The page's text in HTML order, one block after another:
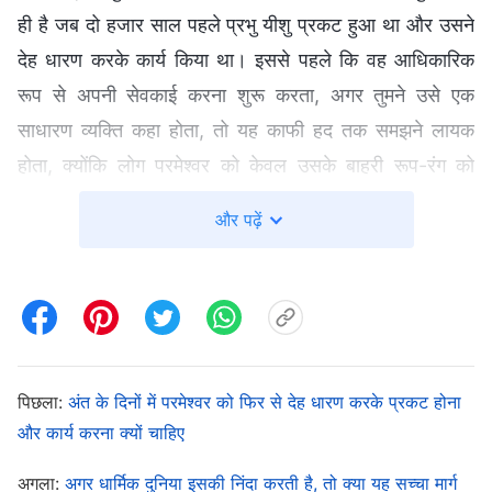
ही है जब दो हजार साल पहले प्रभु यीशु प्रकट हुआ था और उसने
देह धारण करके कार्य किया था। इससे पहले कि वह आधिकारिक
रूप से अपनी सेवकाई करना शुरू करता, अगर तुमने उसे एक
साधारण व्यक्ति कहा होता, तो यह काफी हद तक समझने लायक
होता, क्योंकि लोग परमेश्वर को केवल उसके बाहरी रूप-रंग को
करने और पूरी मानवजाति को छुटकारा दिलाने के लिए क्रूस पर
कहते हैं, उसका अनुसरण करते हैं और उस पर विश्वास करते हैं।
क्या तुम अभी भी उसे एक साधारण व्यक्ति कहने की हिम्मत करोगे?
व्यक्ति होगे जो परमेश्वर की ईशनिंदा करता है। तो फिर वास्तव में यह
भेद पहचानने का क्या आधार है कि कोई देहधारी परमेश्वर है या एक
साधारण व्यक्ति? यह आधार उसका सार है, यानी उसके वचन और
और पढ़ें
पिछला: अंत के दिनों में परमेश्वर को फिर से देह धारण करके प्रकट होना
और कार्य करना क्यों चाहिए
अगला: अगर धार्मिक दुनिया इसकी निंदा करती है, तो क्या यह सच्चा मार्ग